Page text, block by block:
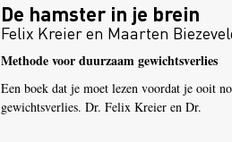
De hamster in je brein
Felix Kreieren Maarten
Methode voor duurzaam gewichtsverlies
Een boek dat je moet lezen voordat je ooit
gewichtsverlies. Dr. Felix Kreier en Dr.